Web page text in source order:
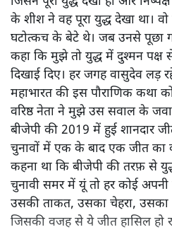
के शीश ने वह पूरा युद्ध देखा था।
घटोत्कच के बेटे थे। जब उनसे पूछा
कहा कि मुझे तो युद्ध में दुश्मन पक्ष
दिखाई दिए। हर जगह वासुदेव लड़
महाभारत की इस पौराणिक
वरिष्ठ नेता ने मुझे उस सवाल के
बीजेपी की 2019 में हुई शानदार
चुनावों में एक के बाद एक जीत का
कहना था कि बीजेपी की तरफ़ से
चुनावी समर में यूं तो हर कोई
उसकी ताकत, उसका चेहरा, उसका
जिसकी वजह से ये जीत हासिल हो